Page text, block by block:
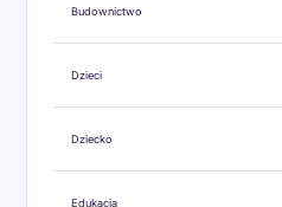
Budownictwo
Dzieci
Dziecko
Edukacja